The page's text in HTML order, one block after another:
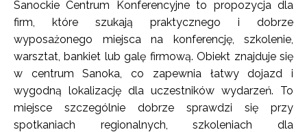
Sanockie Centrum Konferencyjne to propozycja dla
firm, które szukają praktycznego i dobrze
wyposażonego miejsca na konferencję, szkolenie,
warsztat, bankiet lub galę firmową. Obiekt znajduje się
w centrum Sanoka, co zapewnia łatwy dojazd i
wygodną lokalizację dla uczestników wydarzeń. To
miejsce szczególnie dobrze sprawdzi się przy
spotkaniach regionalnych, szkoleniach dla